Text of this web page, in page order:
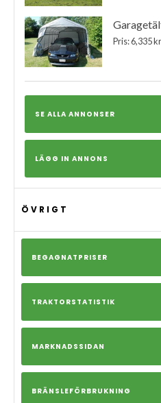
Pris: 6,335 kr
SE ALLA ANNONSER
LÄGG IN ANNONS
ÖVRIGT
BEGAGNATPRISER
TRAKTORSTATISTIK
MARKNADSSIDAN
BRÄNSLEFÖRBRUKNING